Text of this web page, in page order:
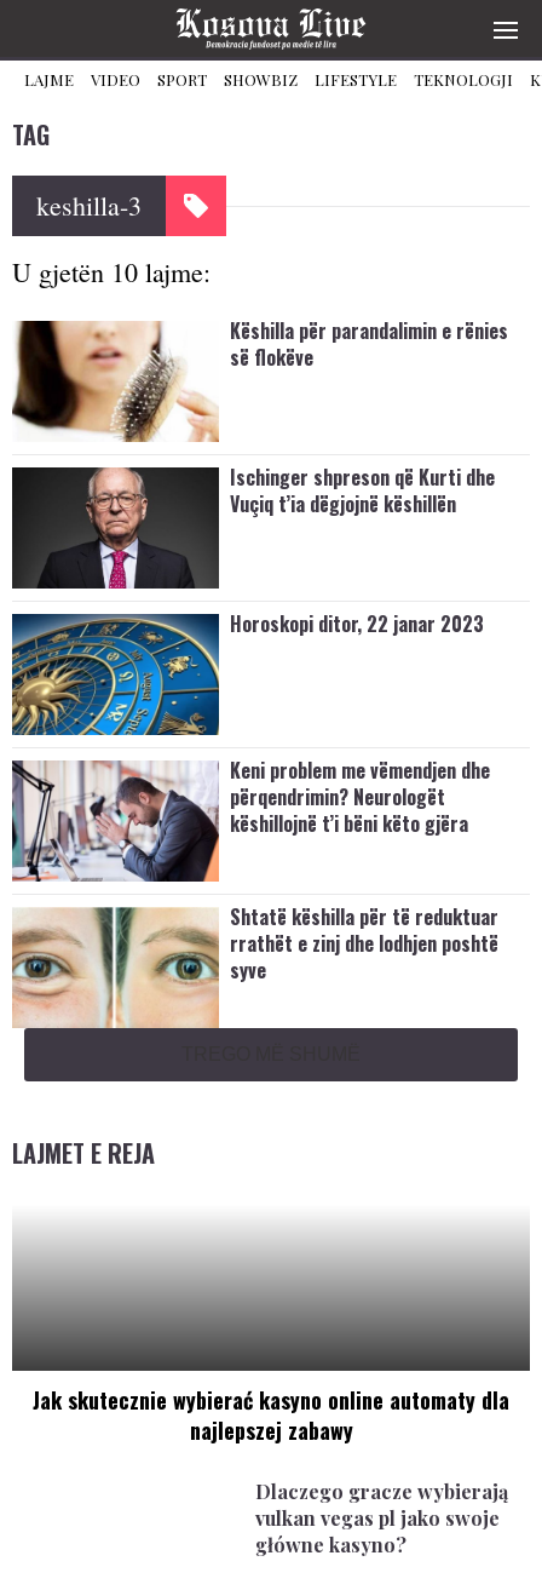
LAJME VIDEO SPORT SHOWBIZ LIFESTYLE TEKNOLOGJI
TAG
keshilla-3
U gjetën 10 lajme:
Këshilla për parandalimin e rënies
së flokëve
Ischinger shpreson që Kurti dhe
Vuçiq t’ia dëgjojnë këshillën
Horoskopi ditor, 22 janar 2023
Keni problem me vëmendjen dhe
përqendrimin? Neurologët
këshillojnë t’i bëni këto gjëra
Shtatë këshilla për të reduktuar
rrathët e zinj dhe lodhjen poshtë
syve
LAJMET E REJA
Jak skutecznie wybierać kasyno online automaty dla
najlepszej zabawy
Dlaczego gracze wybierają
vulkan vegas pl jako swoje
główne kasyno?